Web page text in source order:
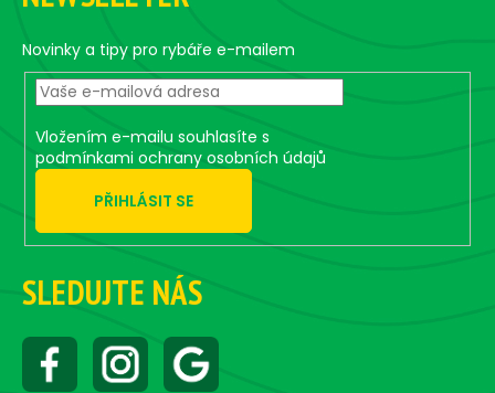
e
ČIHÁTKO
PŘED
KULIČKA
30
31
Kč
Novinky a tipy pro rybáře e-mailem
Vložením e-mailu souhlasíte s
podmínkami ochrany osobních údajů
PŘIHLÁSIT SE
SLEDUJTE NÁS